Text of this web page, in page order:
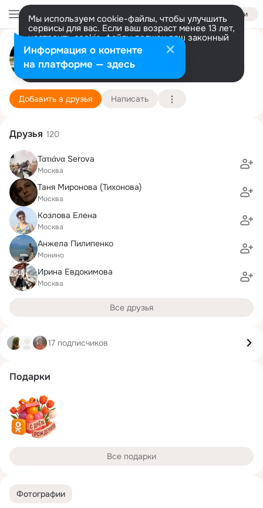
Войти
Мы используем cookie-файлы, чтобы улучшить
сервисы для вас. Если ваш возраст менее 13 лет,
настроить cookie-файлы должен ваш законный
представитель. Больше информации
Разрешить все Настроить
Юлия Звонарева
Москва 24 августа Подробнее
Добавить в друзья Написать
Фотографии
Друзья 120
Τατιάνα Serova
Москва
Таня Миронова (Тихонова)
Москва
Козлова Елена
Москва
Анжела Пилипенко
Монино
Ирина Евдокимова
Москва
Все друзья
17 подписчиков
Подарки
Все подарки
Информация о контенте
на платформе — здесь